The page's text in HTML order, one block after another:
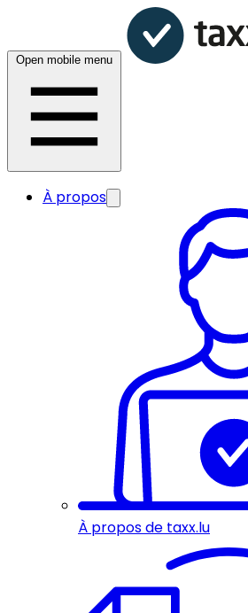
Open mobile menu
À propos
À propos de taxx.lu